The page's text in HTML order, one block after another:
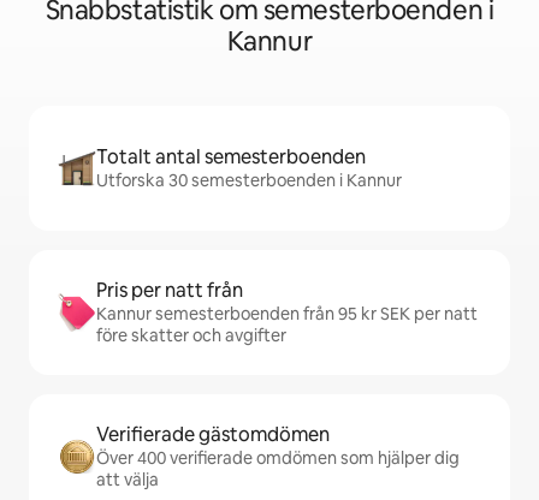
Snabbstatistik om semesterboenden i
Kannur
Totalt antal semesterboenden
Utforska 30 semesterboenden i Kannur
Pris per natt från
Kannur semesterboenden från 95 kr SEK per natt
före skatter och avgifter
Verifierade gästomdömen
Över 400 verifierade omdömen som hjälper dig
att välja